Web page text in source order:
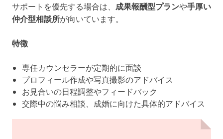
サポートを優先する場合は、 成果報酬型プランや手厚い
仲介型相談所が向いています。
特徴
専任カウンセラーが定期的に面談
プロフィール作成や写真撮影のアドバイス
お見合いの日程調整やフィードバック
交際中の悩み相談、成婚に向けた具体的アドバイス